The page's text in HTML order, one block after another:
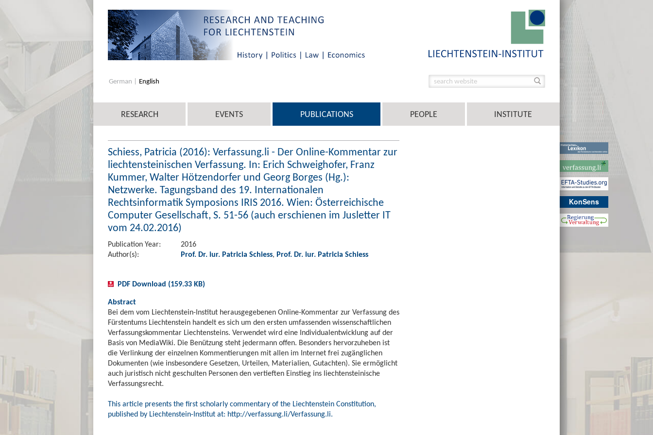
KonSens
German English
RESEARCH EVENTS PUBLICATIONS PEOPLE INSTITUTE
Schiess, Patricia (2016): Verfassung.li - Der Online-Kommentar zur
liechtensteinischen Verfassung. In: Erich Schweighofer, Franz
Kummer, Walter Hötzendorfer und Georg Borges (Hg.):
Netzwerke. Tagungsband des 19. Internationalen
Rechtsinformatik Symposions IRIS 2016. Wien: Österreichische
Computer Gesellschaft, S. 51-56 (auch erschienen im Jusletter IT
vom 24.02.2016)
Publication Year:
2016
Author(s):
Prof. Dr. iur. Patricia Schiess, Prof. Dr. iur. Patricia Schiess
PDF Download (159.33 KB)
Abstract
Bei dem vom Liechtenstein-Institut herausgegebenen Online-Kommentar zur Verfassung des
Fürstentums Liechtenstein handelt es sich um den ersten umfassenden wissenschaftlichen
Verfassungskommentar Liechtensteins. Verwendet wird eine Individualentwicklung auf der
Basis von MediaWiki. Die Benützung steht jedermann offen. Besonders hervorzuheben ist
die Verlinkung der einzelnen Kommentierungen mit allen im Internet frei zugänglichen
Dokumenten (wie insbesondere Gesetzen, Urteilen, Materialien, Gutachten). Sie ermöglicht
auch juristisch nicht geschulten Personen den vertieften Einstieg ins liechtensteinische
Verfassungsrecht.
This article presents the first scholarly commentary of the Liechtenstein Constitution,
published by Liechtenstein-Institut at: http://verfassung.li/Verfassung.li.